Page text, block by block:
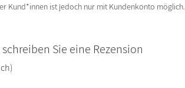
Kund*innen ist jedoch nur mit Kundenkonto möglich.
Sie eine Rezension